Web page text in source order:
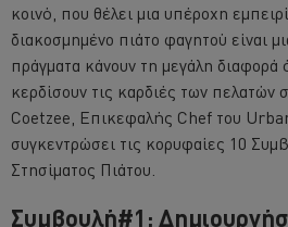
κοινό, που θέλει μια υπέροχη
διακοσμημένο πιάτο φαγητού είναι
πράγματα κάνουν τη μεγάλη διαφορά
κερδίσουν τις καρδιές των πελατών
Coetzee, Επικεφαλής Chef του
συγκεντρώσει τις κορυφαίες 10
Στησίματος Πιάτου.
Συμβουλή#1: